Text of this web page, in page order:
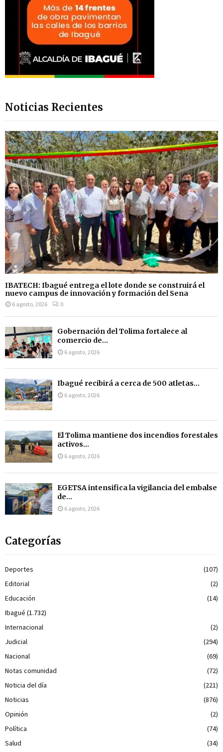
Noticias Recientes
IBATECH: Ibagué entrega el lote donde se construirá el
nuevo campus de innovación y formación del Sena
6 agosto, 2026 0
Gobernación del Tolima fortalece al
comercio de...
6 agosto, 2026
Ibagué recibirá a cerca de 500 atletas...
6 agosto, 2026
El Tolima mantiene dos incendios forestales
activos...
6 agosto, 2026
EGETSA intensifica la vigilancia del embalse
de...
6 agosto, 2026
Categorías
Deportes
(107)
Editorial
(2)
Educación
(14)
Ibagué (1.732)
Internacional
(2)
Judicial
(294)
Nacional
(69)
Notas comunidad
(72)
Noticia del día
(221)
Noticias
(876)
Opinión
(2)
Política
(74)
Salud
(34)